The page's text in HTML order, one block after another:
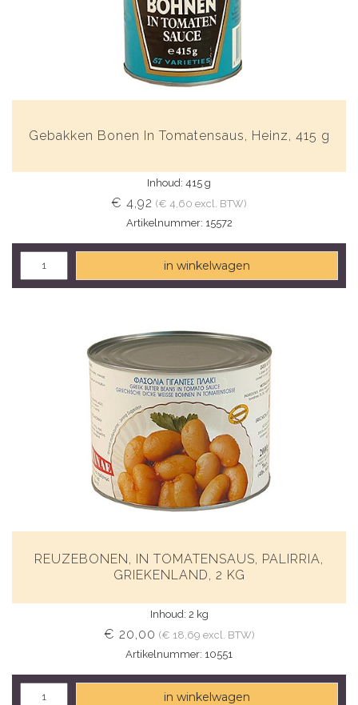
Gebakken Bonen In Tomatensaus, Heinz, 415 g
Inhoud: 415 g
€ 4,92 (€ 4,60 excl. BTW)
Artikelnummer: 15572
in winkelwagen
REUZEBONEN, IN TOMATENSAUS, PALIRRIA,
GRIEKENLAND, 2 KG
Inhoud: 2 kg
€ 20,00 (€ 18,69 excl. BTW)
Artikelnummer: 10551
in winkelwagen